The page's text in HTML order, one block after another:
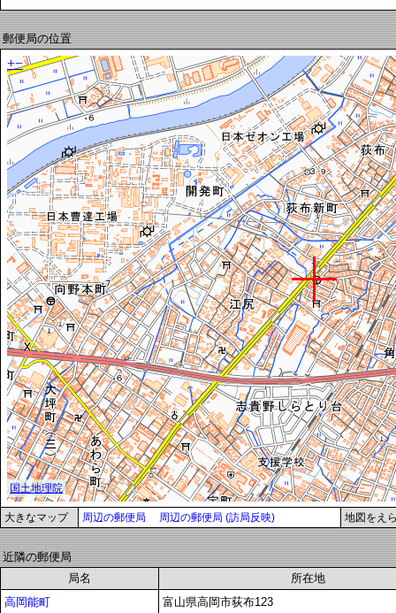
郵便局の位置
大きなマップ 周辺の郵便局 周辺の郵便局 (訪局反映) 地図をえ
近隣の郵便局
局名
所在地
高岡能町
富山県高岡市荻布123